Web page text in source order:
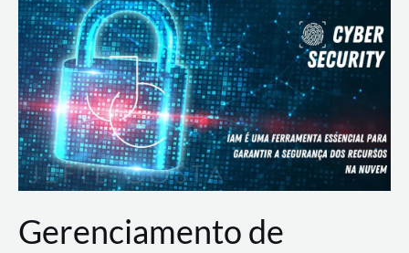
Segurança
e
Operações
Gerenciamento de